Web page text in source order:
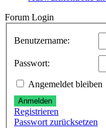
Forum Login
Benutzername:
Passwort:
Angemeldet bleiben
Anmelden
Registrieren
Passwort zurücksetzen